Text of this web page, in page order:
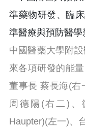
中國醫藥大學附
來各項研發的能
董事長 蔡長海(右
周德陽(右二)、
Haupter)(左一)、